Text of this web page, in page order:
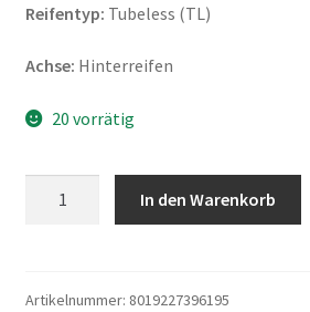
Reifentyp: Tubeless (TL)
Achse: Hinterreifen
20 vorrätig
140/80
In den Warenkorb
Artikelnummer: 8019227396195